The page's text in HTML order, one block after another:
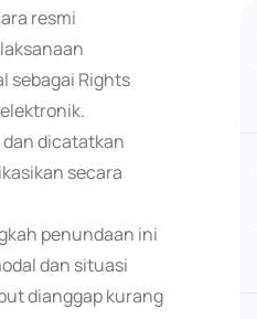
resmi
sebagai Rights
dicatatkan
secara
penundaan ini
dan situasi
dianggap kurang